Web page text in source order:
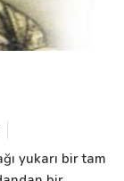
yukarı bir tam